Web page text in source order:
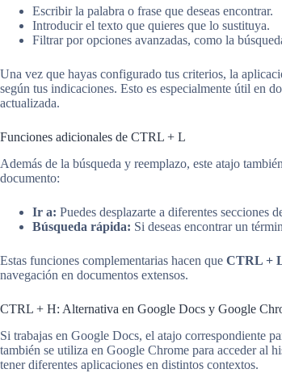
Escribir la palabra o frase que deseas encontrar.
Introducir el texto que quieres que lo sustituya.
Filtrar por opciones avanzadas, como la
Una vez que hayas configurado tus criterios, la
según tus indicaciones. Esto es especialmente útil en
actualizada.
Funciones adicionales de CTRL + L
Además de la búsqueda y reemplazo, este atajo
documento:
Ir a: Puedes desplazarte a diferentes secciones
Búsqueda rápida: Si deseas encontrar un
Estas funciones complementarias hacen que CTRL +
navegación en documentos extensos.
CTRL + H: Alternativa en Google Docs y Google
Si trabajas en Google Docs, el atajo correspondiente
también se utiliza en Google Chrome para acceder al
tener diferentes aplicaciones en distintos contextos.